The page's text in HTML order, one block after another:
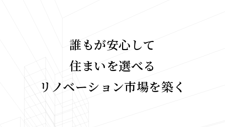
誰もが安心して
住まいを選べる
リノベーション市場を築く